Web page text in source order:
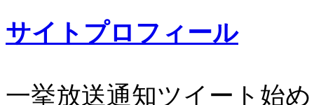
サイトプロフィール
一挙放送通知ツイート始